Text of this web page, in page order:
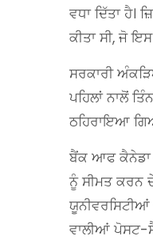
ਵਧਾ ਦਿੱਤਾ ਹੈ।
ਕੀਤਾ ਸੀ, ਜੋ
ਸਰਕਾਰੀ
ਪਹਿਲਾਂ ਨਾਲੋਂ
ਠਹਿਰਾਇਆ
ਬੈਂਕ ਆਫ ਕੈਨੇਡਾ
ਨੂੰ ਸੀਮਤ ਕਰਨ
ਯੂਨੀਵਰਸਿਟੀਆਂ
ਵਾਲੀਆਂ ਪੋਸਟ-